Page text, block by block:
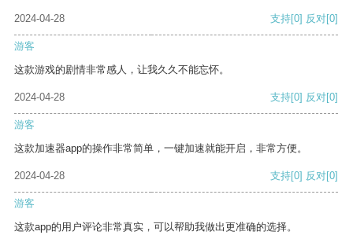
2024-04-28 支持[0] 反对[0]
游客
这款游戏的剧情非常感人，让我久久不能忘怀。
2024-04-28 支持[0] 反对[0]
游客
这款加速器app的操作非常简单，一键加速就能开启，非常方便。
2024-04-28 支持[0] 反对[0]
游客
这款app的用户评论非常真实，可以帮助我做出更准确的选择。